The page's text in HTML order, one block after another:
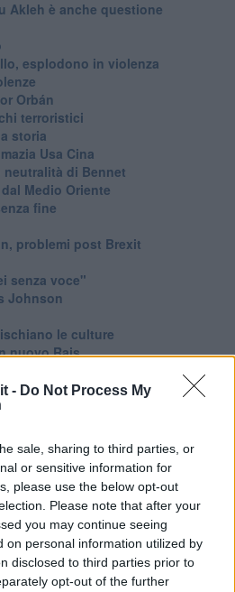
- Do Not Process My
sale, sharing to third parties, or
or sensitive information for
please use the below opt-out
Please note that after your
you may continue seeing
on personal information utilized by
disclosed to third parties prior to
opt-out of the further
Akleh è anche questione
esplodono in violenza
Orbán
terroristici
storia
Usa Cina
neutralità di Bennet
Medio Oriente
fine
problemi post Brexit
senza voce"
Johnson
le culture
nuovo Rais
l'Occidente
e guerra civile
non in guerra
Orbán
di Biden
geopolitica internazionale
con il cambiamento